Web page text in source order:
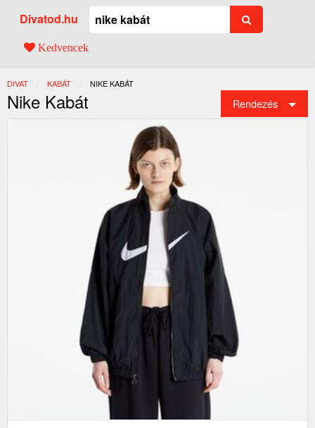
Divatod.hu
Kedvencek
DIVAT KABÁT JELENLEGI:
NIKE KABÁT
Nike Kabát Rendezés